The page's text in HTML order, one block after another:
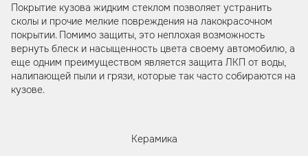
Покрытие кузова жидким стеклом позволяет устранить
сколы и прочие мелкие повреждения на лакокрасочном
покрытии. Помимо защиты, это неплохая возможность
вернуть блеск и насыщенность цвета своему автомобилю, а
еще одним преимуществом является защита ЛКП от воды,
налипающей пыли и грязи, которые так часто собираются на
кузове.
Керамика